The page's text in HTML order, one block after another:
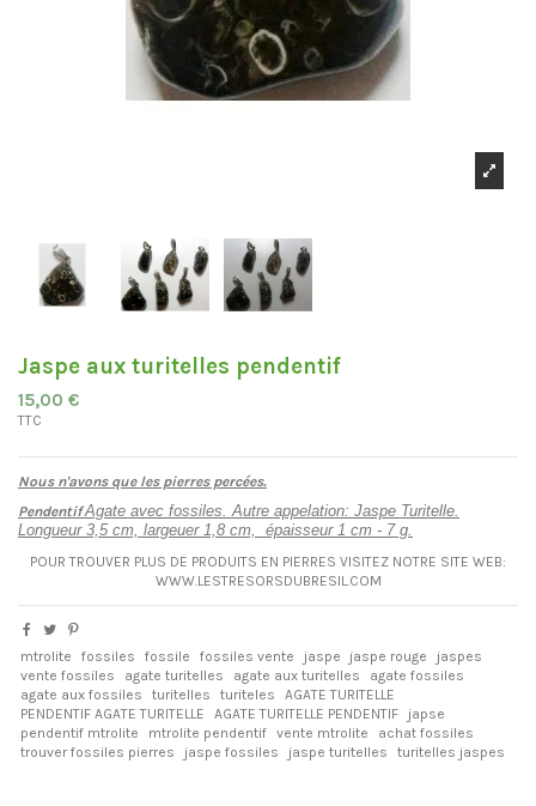
Jaspe aux turitelles pendentif
15,00 €
TTC
Nous n'avons que les pierres percées.
PendentifAgate avec fossiles. Autre appelation: Jaspe Turitelle.
Longueur 3,5 cm, largeuer 1,8 cm, épaisseur 1 cm - 7 g.
POUR TROUVER PLUS DE PRODUITS EN PIERRES VISITEZ NOTRE SITE WEB:
WWW.LESTRESORSDUBRESIL.COM
mtrolite fossiles fossile fossiles vente jaspe jaspe rouge
jaspes
vente fossiles
agate turitelles agate aux turitelles
agate fossiles
agate aux fossiles
turitelles turiteles
AGATE TURITELLE
PENDENTIF AGATE TURITELLE
AGATE TURITELLE PENDENTIF
japse
pendentif mtrolite
mtrolite pendentif vente mtrolite
achat fossiles
trouver fossiles pierres
jaspe fossiles jaspe turitelles turitelles jaspes